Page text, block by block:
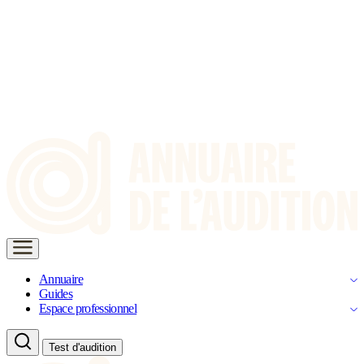
Annuaire
Guides
Espace professionnel
Test d'audition